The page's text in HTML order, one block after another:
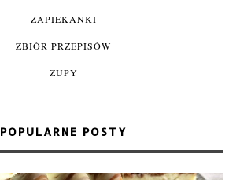
ZAPIEKANKI
ZBIÓR PRZEPISÓW
ZUPY
POPULARNE POSTY